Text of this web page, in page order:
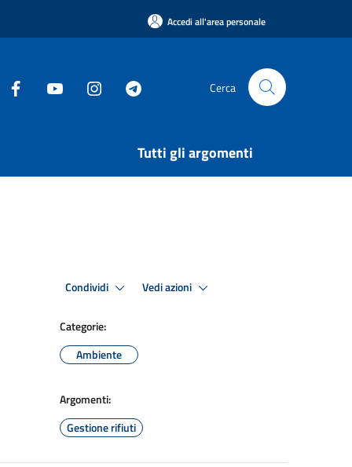
Accedi all'area personale
Cerca
Tutti gli argomenti
Condividi Vedi azioni
Categorie:
Ambiente
Argomenti:
Gestione rifiuti